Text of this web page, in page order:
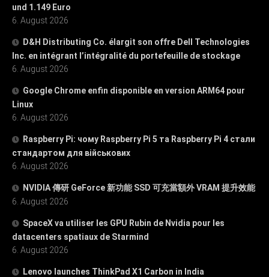
und 1.149 Euro
6. August 2026
D&H Distributing Co. élargit son offre Dell Technologies
Inc. en intégrant l’intégralité du portefeuille de stockage
6. August 2026
Google Chrome enfin disponible en version ARM64 pour
Linux
6. August 2026
Raspberry Pi: чому Raspberry Pi 5 та Raspberry Pi 4 стали
стандартом для військових
6. August 2026
NVIDIA 傳研 GeForce 新功能 SSD 可充當額外 VRAM 提升效能
6. August 2026
SpaceX va utiliser les GPU Rubin de Nvidia pour les
datacenters spatiaux de Starmind
6. August 2026
Lenovo launches ThinkPad X1 Carbon in India